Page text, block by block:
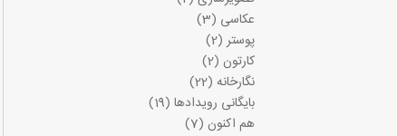
عکاسی (3)
پوستر(2)
کارتون (2)
نگارخانه (22)
بایگانی رویدادها (19)
هم اکنون (7)